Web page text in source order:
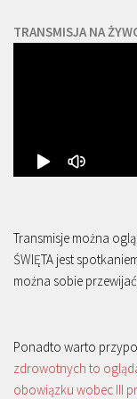
TRANSMISJA NA
Transmisje można
ŚWIĘTA jest
można sobie
Ponadto warto
zdrowotnych to
obowiązku wobec III